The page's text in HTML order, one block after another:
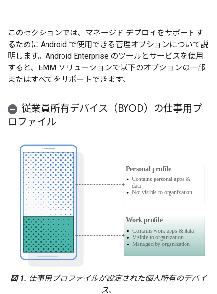
このセクションでは、マネージド デプロイをサポートす
るために Android で使用できる管理オプションについて説
明します。Android Enterprise のツールとサービスを使用
すると、EMM ソリューションで以下のオプションの一部
またはすべてをサポートできます。
従業員所有デバイス（BYOD）の仕事用プ
ロファイル
図 1. 仕事用プロファイルが設定された個人所有のデバイ
ス。